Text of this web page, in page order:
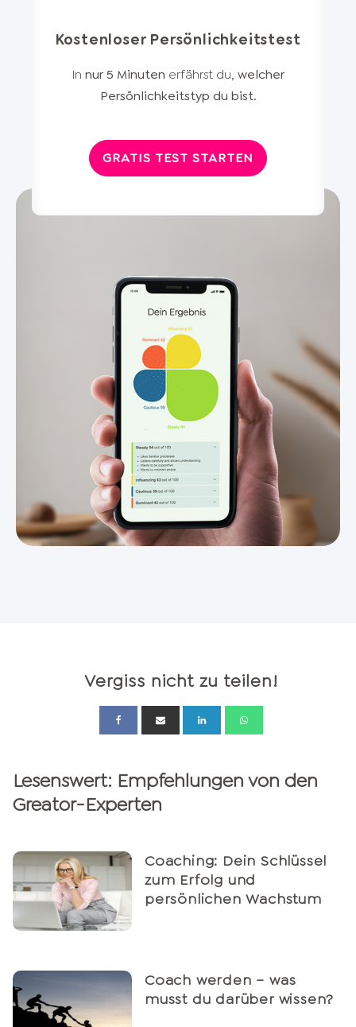
Kostenloser Persönlichkeitstest
In nur 5 Minuten erfährst du, welcher
Persönlichkeitstyp du bist.
GRATIS TEST STARTEN
Vergiss nicht zu teilen!
Lesenswert: Empfehlungen von den
Greator-Experten
Coaching: Dein Schlüssel
zum Erfolg und
persönlichen Wachstum
Coach werden – was
musst du darüber wissen?